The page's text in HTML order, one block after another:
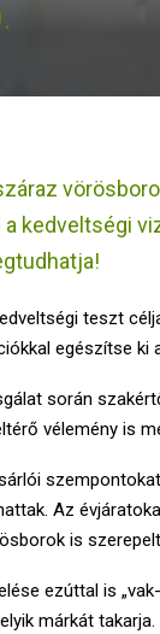
kedveltségi
teszt
egészítse ki
során
vélemény is
Az
is
ezúttal is
márkát takarja.